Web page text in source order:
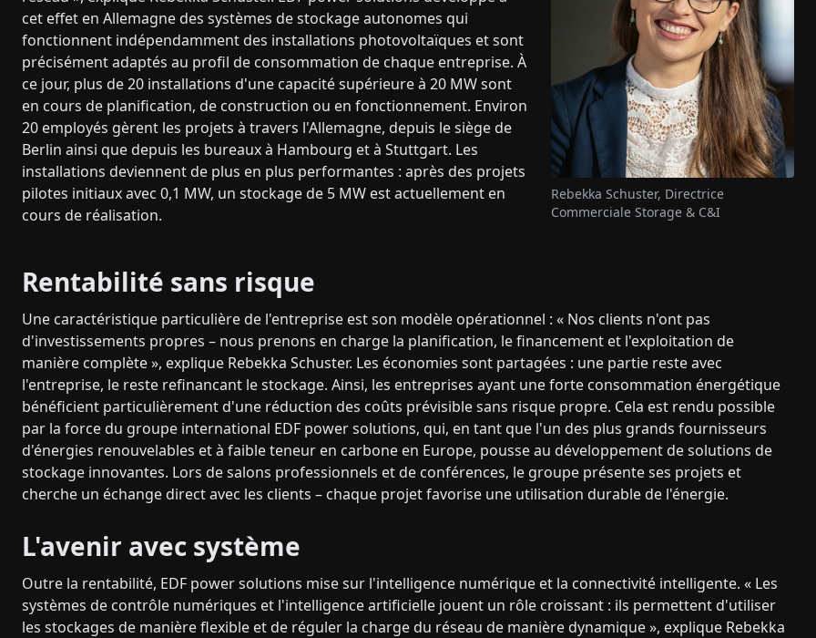
cet effet en Allemagne des systèmes de stockage autonomes qui
fonctionnent indépendamment des installations photovoltaïques et sont
précisément adaptés au profil de consommation de chaque entreprise. À
ce jour, plus de 20 installations d'une capacité supérieure à 20 MW sont
en cours de planification, de construction ou en fonctionnement. Environ
20 employés gèrent les projets à travers l'Allemagne, depuis le siège de
Berlin ainsi que depuis les bureaux à Hambourg et à Stuttgart. Les
installations deviennent de plus en plus performantes : après des projets
pilotes initiaux avec 0,1 MW, un stockage de 5 MW est actuellement en
cours de réalisation.
Rebekka Schuster, Directrice
Commerciale Storage & C&I
Rentabilité sans risque
Une caractéristique particulière de l'entreprise est son modèle opérationnel : « Nos clients n'ont pas
d'investissements propres – nous prenons en charge la planification, le financement et l'exploitation de
manière complète », explique Rebekka Schuster. Les économies sont partagées : une partie reste avec
l'entreprise, le reste refinancant le stockage. Ainsi, les entreprises ayant une forte consommation énergétique
bénéficient particulièrement d'une réduction des coûts prévisible sans risque propre. Cela est rendu possible
par la force du groupe international EDF power solutions, qui, en tant que l'un des plus grands fournisseurs
d'énergies renouvelables et à faible teneur en carbone en Europe, pousse au développement de solutions de
stockage innovantes. Lors de salons professionnels et de conférences, le groupe présente ses projets et
cherche un échange direct avec les clients – chaque projet favorise une utilisation durable de l'énergie.
L'avenir avec système
Outre la rentabilité, EDF power solutions mise sur l'intelligence numérique et la connectivité intelligente. « Les
systèmes de contrôle numériques et l'intelligence artificielle jouent un rôle croissant : ils permettent d'utiliser
les stockages de manière flexible et de réguler la charge du réseau de manière dynamique », explique Rebekka